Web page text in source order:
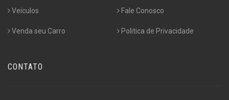
Veículos
Venda seu Carro
Fale Conosco
Politica de Privacidade
CONTATO